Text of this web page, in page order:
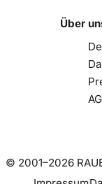
Über
© 2001–2026